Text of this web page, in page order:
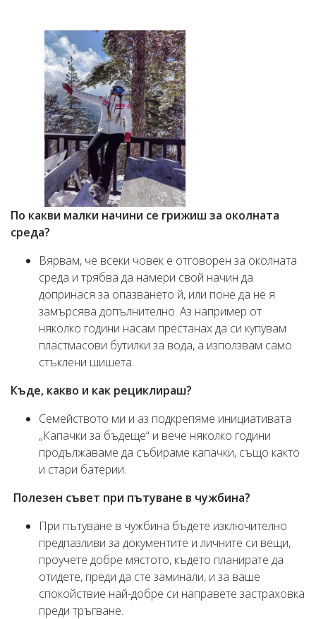
По какви малки начини се грижиш за околната
среда?
Вярвам, че всеки човек е отговорен за околната
среда и трябва да намери свой начин да
допринася за опазването й, или поне да не я
замърсява допълнително. Аз например от
няколко години насам престанах да си купувам
пластмасови бутилки за вода, а използвам само
стъклени шишета.
Къде, какво и как рециклираш?
Семейството ми и аз подкрепяме инициативата
„Капачки за бъдеще“ и вече няколко години
продължаваме да събираме капачки, също както
и стари батерии.
Полезен съвет при пътуване в чужбина?
При пътуване в чужбина бъдете изключително
предпазливи за документите и личните си вещи,
проучете добре мястото, където планирате да
отидете, преди да сте заминали, и за ваше
спокойствие най-добре си направете застраховка
преди тръгване.